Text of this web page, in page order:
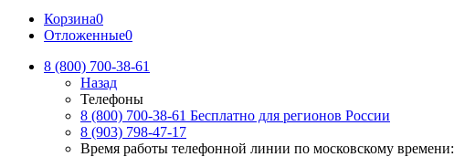
Корзина0
Отложенные0
8 (800) 700-38-61
Назад
Телефоны
8 (800) 700-38-61 Бесплатно для регионов России
8 (903) 798-47-17
Время работы телефонной линии по московскому времени: